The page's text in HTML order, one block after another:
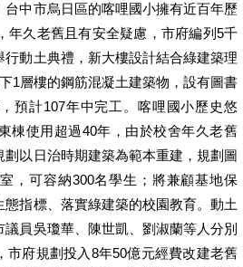
台中市烏日區的喀哩國小擁有近百年歷
年久老舊且有安全疑慮，市府編列5千
動土典禮，新大樓設計結合綠建築理
1層樓的鋼筋混凝土建築物，設有圖書
預計107年中完工。喀哩國小歷史悠
棟使用超過40年，由於校舍年久老舊
劃以日治時期建築為範本重建，規劃圖
，可容納300名學生；將兼顧基地保
指標、落實綠建築的校園教育。動土
員吳瓊華、陳世凱、劉淑蘭等人分別
市府規劃投入8年50億元經費改建老舊